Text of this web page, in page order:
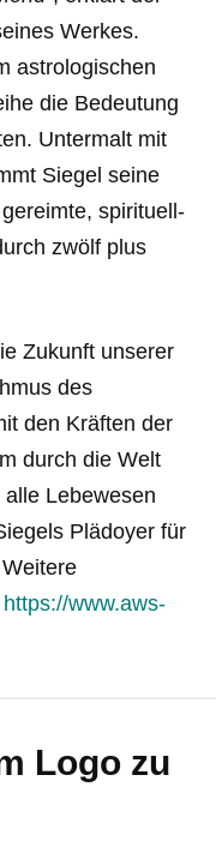
Werkes.
astrologischen
die Bedeutung
Untermalt mit
Siegel seine
spirituell-
zwölf plus
Zukunft unserer
des
den Kräften der
durch die Welt
Lebewesen
Plädoyer für
https://www.aws-
Logo zu